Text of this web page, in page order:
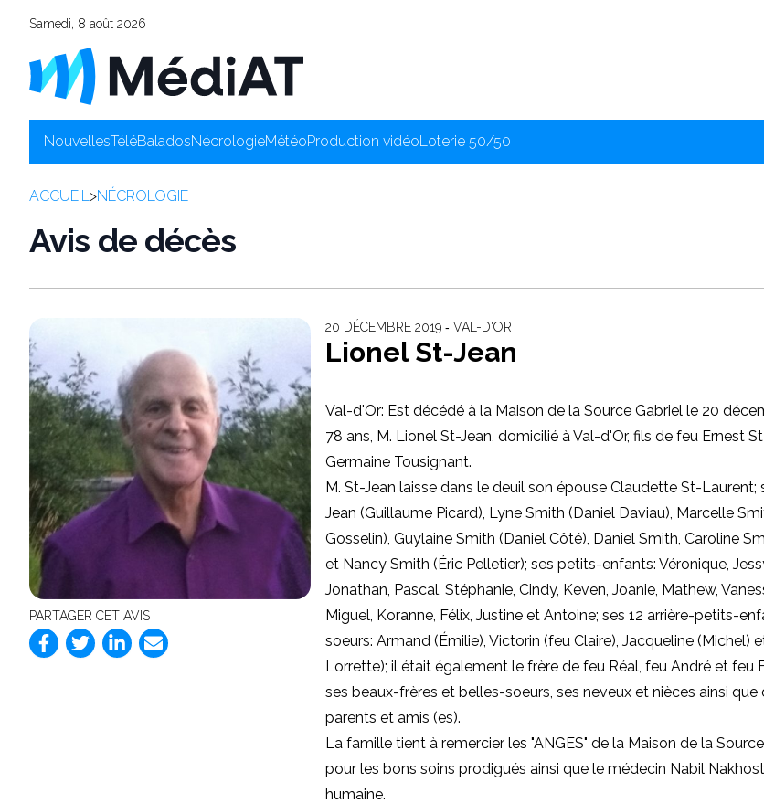
Samedi, 8 août 2026
NouvellesTéléBaladosNécrologieMétéoProduction vidéoLoterie 50/50
ACCUEIL>NÉCROLOGIE
Avis de décès
PARTAGER CET AVIS
20 DÉCEMBRE 2019 ‐ VAL-D'OR
Lionel St-Jean
Val-d'Or: Est décédé à la Maison de la Source Gabriel le 20
78 ans, M. Lionel St-Jean, domicilié à Val-d'Or, fils de feu Ernest
Germaine Tousignant.
M. St-Jean laisse dans le deuil son épouse Claudette St-Laurent;
Jean (Guillaume Picard), Lyne Smith (Daniel Daviau), Marcelle
Gosselin), Guylaine Smith (Daniel Côté), Daniel Smith, Caroline
et Nancy Smith (Éric Pelletier); ses petits-enfants: Véronique,
Jonathan, Pascal, Stéphanie, Cindy, Keven, Joanie, Mathew,
Miguel, Koranne, Félix, Justine et Antoine; ses 12 arrière-petits-
soeurs: Armand (Émilie), Victorin (feu Claire), Jacqueline (Michel)
Lorrette); il était également le frère de feu Réal, feu André et feu
ses beaux-frères et belles-soeurs, ses neveux et nièces ainsi
parents et amis (es).
La famille tient à remercier les "ANGES" de la Maison de la
pour les bons soins prodigués ainsi que le médecin Nabil
humaine.